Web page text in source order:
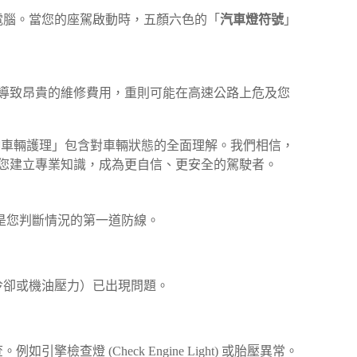
。當您的座駕啟動時，五顏六色的「 汽車燈符號 」
致昂貴的維修費用，重則可能在高速公路上危及您
輛護理」包含對車輛狀態的全面理解。我們相信，
立專業知識，成為更自信、更安全的駕駛者。
判斷情況的第一道防線。
或機油壓力）已出現問題。
如引擎檢查燈 (Check Engine Light) 或胎壓異常。